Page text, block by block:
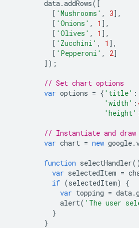
data.addRows([
[ 'Mushrooms' , 3],
[ 'Onions' , 1 ],
[ 'Olives' , 1 ],
[ 'Zucchini' , 1 ],
[ 'Pepperoni' , 2]
]);
// Set chart options
var options = { 'title' :
'width' :
'height'
// Instantiate and
var chart = new google.
function selectHandler()
var selectedItem =
if (selectedItem)
{
var topping = data.
alert( 'The user
}
}